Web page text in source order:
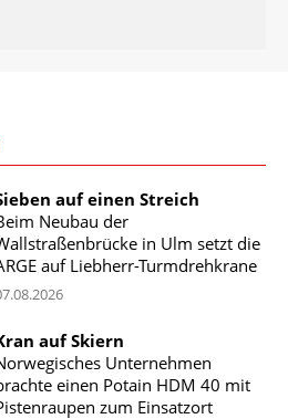
auf einen Streich
Neubau der
in Ulm setzt die
auf Liebherr-Turmdrehkrane
auf Skiern
Unternehmen
einen Potain HDM 40 mit
zum Einsatzort